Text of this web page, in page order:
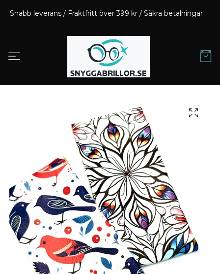
Snabb leverans / Fraktfritt över 399 kr / Säkra betalningar